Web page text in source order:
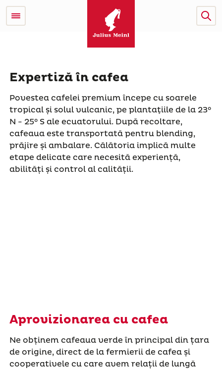
Expertiză în cafea
Povestea cafelei premium începe cu soarele
tropical și solul vulcanic, pe plantaţiile de la 23°
N - 25° S ale ecuatorului. După recoltare,
cafeaua este transportată pentru blending,
prăjire și ambalare. Călătoria implică multe
etape delicate care necesită experiență,
abilități și control al calității.
Aprovizionarea cu cafea
Ne obținem cafeaua verde în principal din țara
de origine, direct de la fermierii de cafea și
cooperativele cu care avem relații de lungă